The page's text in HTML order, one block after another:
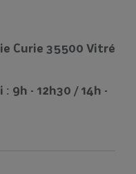
Curie 35500 Vitré
9h - 12h30 / 14h -